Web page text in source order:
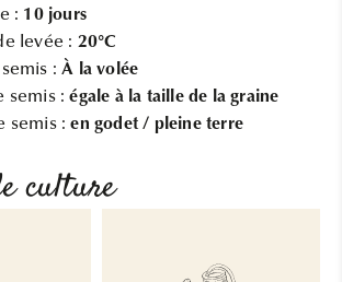
: 10 jours
levée : 20°C
:À la volée
semis :égale à la taille de la graine
semis :en godet / pleine terre
culture